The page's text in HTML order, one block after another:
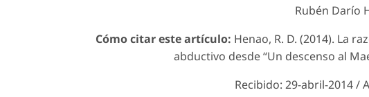
Rubén Darío
Cómo citar este artículo: Henao, R. D. (2014). La
abductivo desde “Un descenso al
Recibido: 29-abril-2014 /